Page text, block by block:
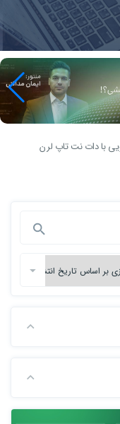
با دات نت تاپ لرن